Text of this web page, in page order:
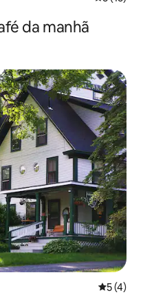
da manhã
5 de
5 (4)